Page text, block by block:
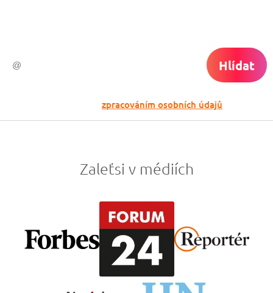
Hlídat
zpracováním osobních údajů
Zaleťsi v médiích